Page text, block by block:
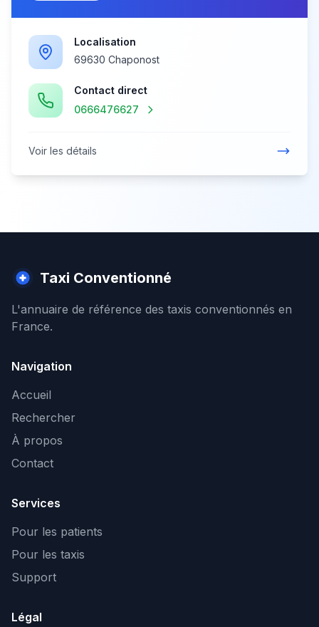
Localisation
69630 Chaponost
Contact direct
0666476627
Voir les détails
Taxi Conventionné
L'annuaire de référence des taxis conventionnés en
France.
Navigation
Accueil
Rechercher
À propos
Contact
Services
Pour les patients
Pour les taxis
Support
Légal